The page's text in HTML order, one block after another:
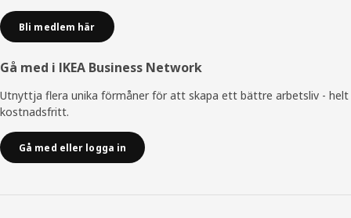
Bli medlem här
Gå med i IKEA Business Network
Utnyttja flera unika förmåner för att skapa ett bättre arbetsliv - helt
kostnadsfritt.
Gå med eller logga in